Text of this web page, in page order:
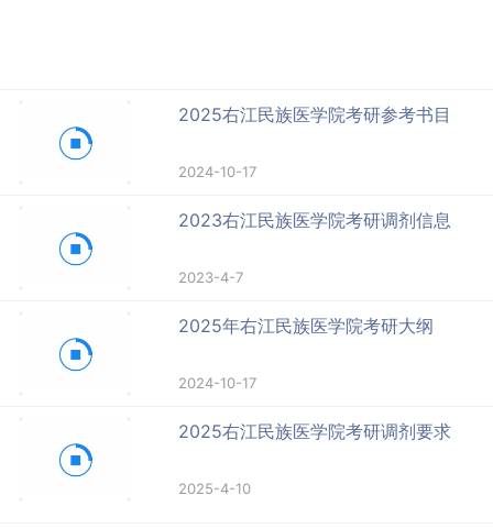
2025右江民族医学院考研参考书目
2024-10-17
2023右江民族医学院考研调剂信息
2023-4-7
2025年右江民族医学院考研大纲
2024-10-17
2025右江民族医学院考研调剂要求
2025-4-10